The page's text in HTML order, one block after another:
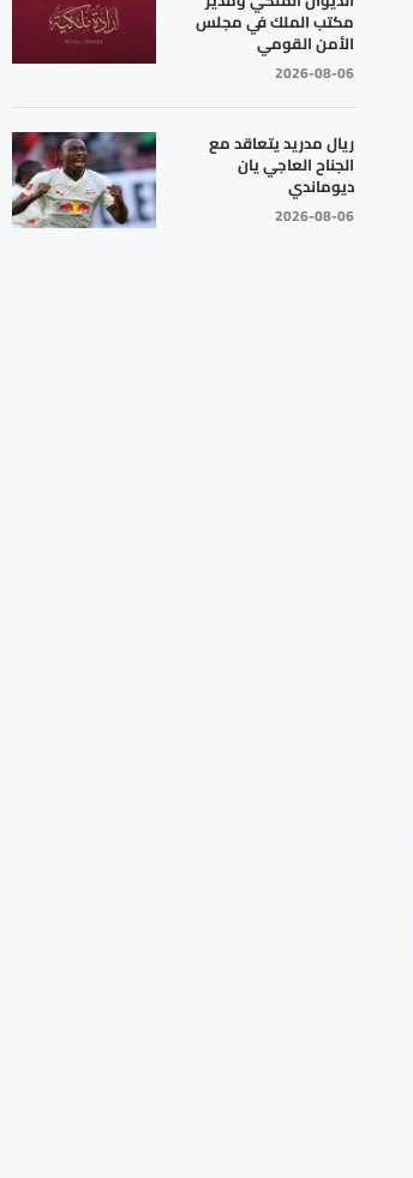
مكتب الملك في مجلس
الأمن القومي
2026-08-06
ريال مدريد يتعاقد مع
الجناح العاجي يان
ديوماندي
2026-08-06